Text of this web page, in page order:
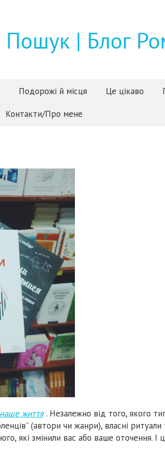
Подорожі й місця Це цікаво
Контакти/Про мене
життя. Незалежно від того, якого
(автори чи жанри), власні ритуали
які змінили вас або ваше оточення. І